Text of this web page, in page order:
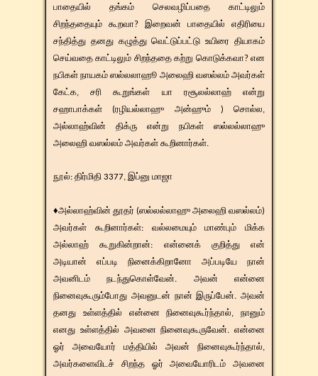
பாதையில் தங்கம் செலவழிப்பதை காட்டிலும்
சிறந்ததையும் கூறவா? இறைவன் பாதையில் எதிரியை
சந்தித்து தனது கழுத்து வெட்டுப்பட்டு உயிரை தியாகம்
செய்வதை காட்டிலும் சிறந்ததை கற்று கொடுக்கவா? என
நபிகள் நாயகம் ஸல்லலாஹூ அலைஹி வஸல்லம் அவர்கள்
கேட்க, சரி கூறுங்கள் யா ரசூலல்லாஹ் என்று
சஹாபாக்கள் (ரழியல்லாஹு அன்ஹும் ) சொல்ல,
அல்லாஹ்வின் திக்ரு என்று நபிகள் ஸல்லல்லாஹு
அலைஹி வஸல்லம் அவர்கள் கூறினார்கள்.
​​நூல்: திர்மிதி 3377, இப்னு மாஜா
♦அல்லாஹ்வின் தூதர் (ஸல்லல்லாஹு அலைஹி வஸல்லம்)
அவர்கள் கூறினார்கள்: வல்லமையும் மாண்பும் மிக்க
அல்லாஹ் கூறுகின்றான்: என்னைக் குறித்து என்
அடியான் எப்படி நினைக்கிறானோ அப்படியே நான்
அவனிடம் நடந்துகொள்வேன். அவன் என்னை
நினைவுகூரும்போது அவனுடன் நான் இருப்பேன். அவன்
தனது உள்ளத்தில் என்னை நினைவுகூர்ந்தால், நானும்
எனது உள்ளத்தில் அவனை நினைவுகூருவேன். என்னை
ஓர் அவையோர் மத்தியில் அவன் நினைவுகூர்ந்தால்,
அவர்களைவிடச் சிறந்த ஓர் அவையோரிடம் அவனை